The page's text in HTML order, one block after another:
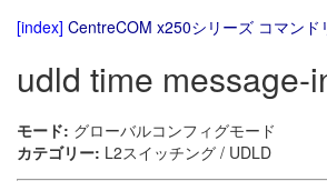
[index] CentreCOM x250シリーズ コマンド
udld time message-
モード: グローバルコンフィグモード
カテゴリー: L2スイッチング / UDLD